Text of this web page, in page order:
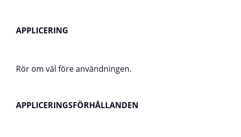
APPLICERING
Rör om väl före användningen.
APPLICERINGSFÖRHÅLLANDEN